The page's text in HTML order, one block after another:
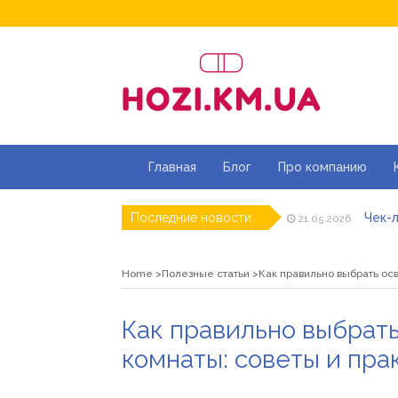
Главная Блог Про компанию
Последние новости 21.05.2026 Чек-
07.05.2026
01.07.2026
Home Полезные статьи Как правильно выбрать
Как правильно
комнаты: советы и